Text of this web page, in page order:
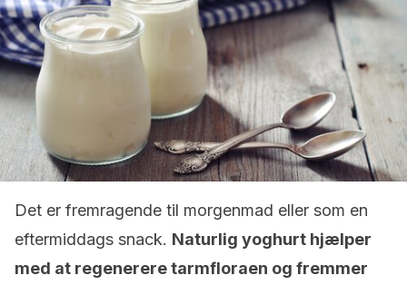
Det er fremragende til morgenmad eller som en
eftermiddags snack. Naturlig yoghurt hjælper
med at regenerere tarmfloraen og fremmer